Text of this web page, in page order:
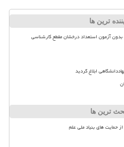
ترین ها
بدون آزمون استعداد درخشان مقطع کارشناسی
ابلاغ گردید
ترین ها
حمایت های بنیاد ملی علم